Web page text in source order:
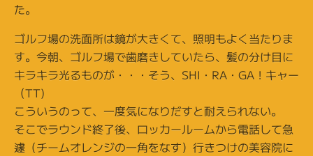
た。
ゴルフ場の洗面所は鏡が大きくて、照明もよく当たりま
す。今朝、ゴルフ場で歯磨きしていたら、髪の分け目に
キラキラ光るものが・・・そう、SHI・RA・GA！キャー
（TT)
こういうのって、一度気になりだすと耐えられない。
そこでラウンド終了後、ロッカールームから電話して急
遽（チームオレンジの一角をなす）行きつけの美容院に